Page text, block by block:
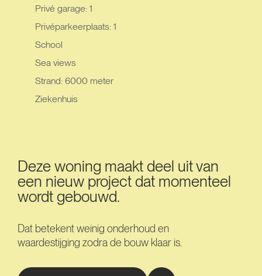
Privé garage: 1
Privéparkeerplaats: 1
School
Sea views
Strand: 6000 meter
Ziekenhuis
Deze woning maakt deel uit van
een nieuw project dat momenteel
wordt gebouwd.
Dat betekent weinig onderhoud en
waardestijging zodra de bouw klaar is.